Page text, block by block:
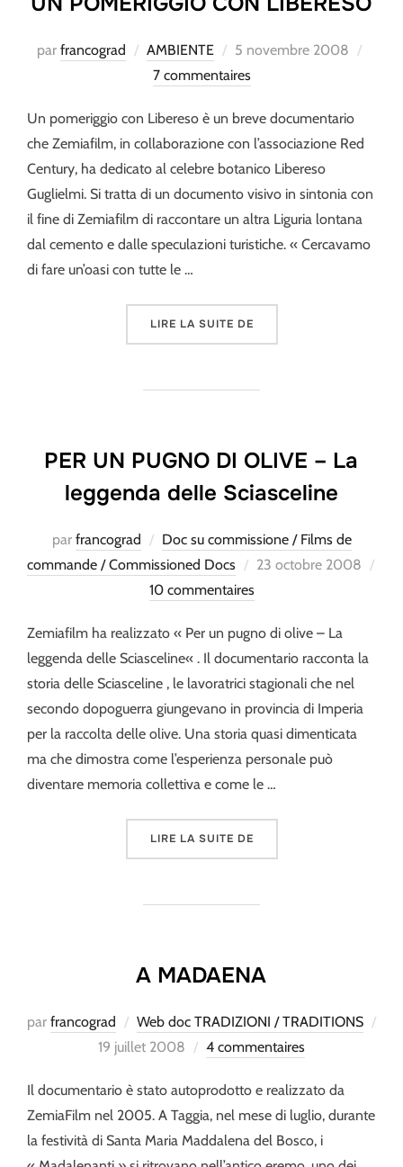
par francograd AMBIENTE
Publié
le
5 novembre 2008
7 commentaires
Un pomeriggio con Libereso è un breve documentario
che Zemiafilm, in collaborazione con l’associazione Red
Century, ha dedicato al celebre botanico Libereso
Guglielmi. Si tratta di un documento visivo in sintonia con
il fine di Zemiafilm di raccontare un altra Liguria lontana
dal cemento e dalle speculazioni turistiche. « Cercavamo
di fare un’oasi con tutte le …
LIRE LA SUITE DE« UN POMERIGGIO CON
PER UN PUGNO DI OLIVE – La
leggenda delle Sciasceline
par francograd
Doc su commissione / Films de
commande / Commissioned Docs
Publié
23 octobre 2008
10 commentaires
Zemiafilm ha realizzato « Per un pugno di olive – La
leggenda delle Sciasceline« . Il documentario racconta la
storia delle Sciasceline , le lavoratrici stagionali che nel
secondo dopoguerra giungevano in provincia di Imperia
per la raccolta delle olive. Una storia quasi dimenticata
ma che dimostra come l’esperienza personale può
diventare memoria collettiva e come le …
LIRE LA SUITE DE« PER UN PUGNO DI
A MADAENA
par francograd
Web doc TRADIZIONI / TRADITIONS
Publié
19 juillet 2008 4 commentaires
Il documentario è stato autoprodotto e realizzato da
ZemiaFilm nel 2005. A Taggia, nel mese di luglio, durante
la festività di Santa Maria Maddalena del Bosco, i